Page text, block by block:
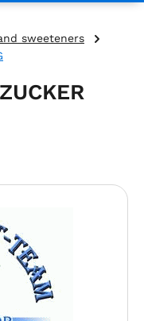
sweeteners